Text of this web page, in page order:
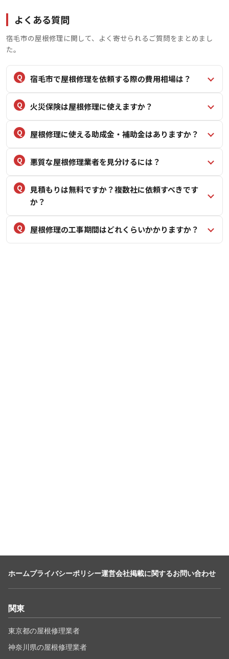
よくある質問
宿毛市の屋根修理に関して、よく寄せられるご質問をまとめまし
た。
宿毛市で屋根修理を依頼する際の費用相場は？
火災保険は屋根修理に使えますか？
屋根修理に使える助成金・補助金はありますか？
悪質な屋根修理業者を見分けるには？
見積もりは無料ですか？複数社に依頼すべきです
か？
屋根修理の工事期間はどれくらいかかりますか？
ホームプライバシーポリシー運営会社掲載に関するお問い合わせ
関東
東京都の屋根修理業者
神奈川県の屋根修理業者